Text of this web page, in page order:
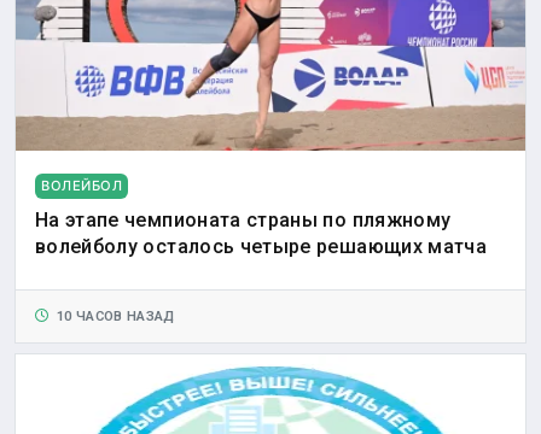
ВОЛЕЙБОЛ
На этапе чемпионата страны по пляжному
волейболу осталось четыре решающих матча
10 ЧАСОВ НАЗАД